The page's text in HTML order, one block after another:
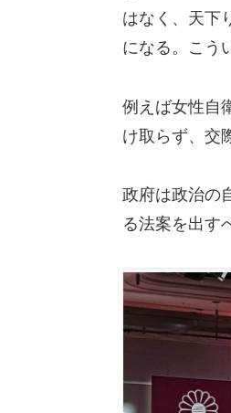
はなく、天下
になる。こう
例えば女性自
け取らず、交
政府は政治の
る法案を出す